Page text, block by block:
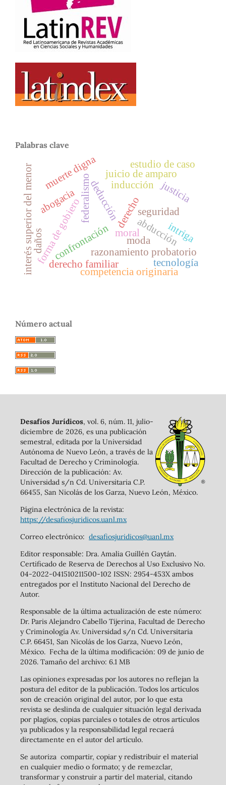
Palabras clave
abducción
deduccióninducción
razonamiento probatorio
derecho
federalismo
forma de gobiero seguridad
confrontación moral intriga
muerte digna
derecho familiar
interés superior del menor moda
juicio de amparo
competencia originaria
abogacia
daños
estudio de caso
justicia
tecnología
Número actual
Desafíos Jurídicos, vol. 6, núm. 11, julio-
diciembre de 2026, es una publicación
semestral, editada por la Universidad
Autónoma de Nuevo León, a través de la
Facultad de Derecho y Criminología.
Dirección de la publicación: Av.
Universidad s/n Cd. Universitaria C.P.
66455, San Nicolás de los Garza, Nuevo León, México.
Página electrónica de la revista:
https://desafiosjuridicos.uanl.mx
Correo electrónico: desafiosjuridicos@uanl.mx
Editor responsable: Dra. Amalia Guillén Gaytán.
Certificado de Reserva de Derechos al Uso Exclusivo No.
04-2022-041510211500-102 ISSN: 2954-453X ambos
entregados por el Instituto Nacional del Derecho de
Autor.
Responsable de la última actualización de este número:
Dr. Paris Alejandro Cabello Tijerina, Facultad de Derecho
y Criminología Av. Universidad s/n Cd. Universitaria
C.P. 66451, San Nicolás de los Garza, Nuevo León,
México. Fecha de la última modificación: 09 de junio de
2026. Tamaño del archivo: 6.1 MB
Las opiniones expresadas por los autores no reflejan la
postura del editor de la publicación. Todos los artículos
son de creación original del autor, por lo que esta
revista se deslinda de cualquier situación legal derivada
por plagios, copias parciales o totales de otros artículos
ya publicados y la responsabilidad legal recaerá
directamente en el autor del artículo.
Se autoriza compartir, copiar y redistribuir el material
en cualquier medio o formato; y de remezclar,
transformar y construir a partir del material, citando